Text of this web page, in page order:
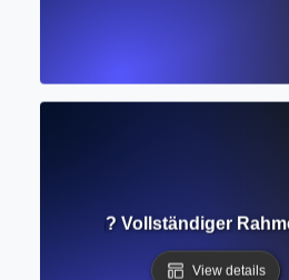
Vollständiger
View details